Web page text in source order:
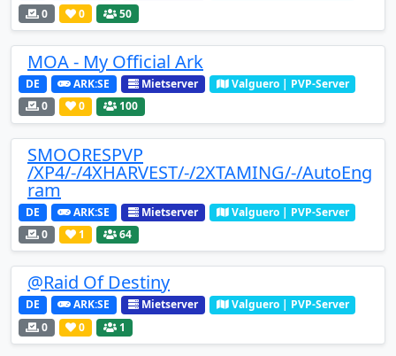
0
0 50
MOA - My Official Ark
DE ARK:SE Mietserver
Valguero | PVP-Server
0
0 100
SMOORESPVP
/XP4/-/4XHARVEST/-/2XTAMING/-/AutoEng
ram
DE ARK:SE Mietserver
Valguero | PVP-Server
0
1 64
@Raid Of Destiny
DE ARK:SE Mietserver
Valguero | PVP-Server
0
0 1